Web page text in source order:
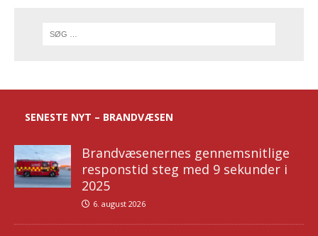
SENESTE NYT – BRANDVÆSEN
Brandvæsenernes gennemsnitlige
responstid steg med 9 sekunder i
2025
6. august 2026